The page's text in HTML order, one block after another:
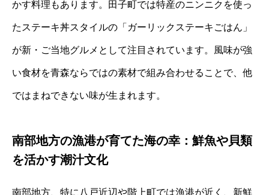
かす料理もあります。田子町では特産のニンニクを使っ
たステーキ丼スタイルの「ガーリックステーキごはん」
が新・ご当地グルメとして注目されています。風味が強
い食材を青森ならではの素材で組み合わせることで、他
ではまねできない味が生まれます。
南部地方の漁港が育てた海の幸：鮮魚や貝類
を活かす潮汁文化
南部地方、特に八戸近辺や階上町では漁港が近く、新鮮